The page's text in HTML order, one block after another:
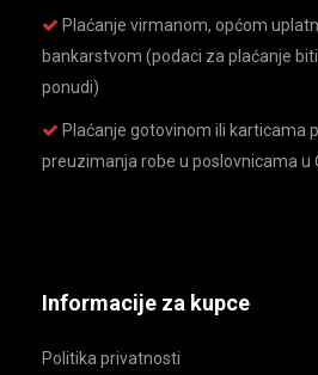
Plaćanje virmanom, općom
bankarstvom (podaci za plaćanje
ponudi)
Plaćanje gotovinom ili karticama
preuzimanja robe u poslovnicama u
Informacije za kupce
Politika privatnosti